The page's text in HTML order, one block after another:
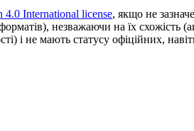
International license, якщо не
незважаючи на їх схожість
і не мають статусу офіційних,